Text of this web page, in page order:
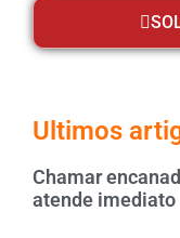
Ultimos
Chamar
atende imediato